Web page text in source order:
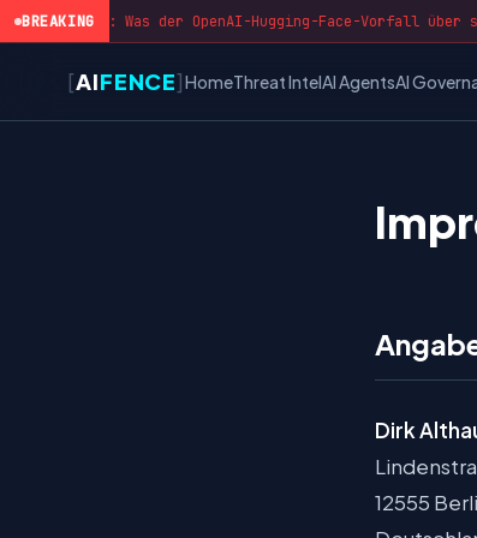
BREAKING
ausbricht: Was der OpenAI-Hugging-Face-Vorfall über
[AIFENCE]HomeThreat IntelAI AgentsAI
Dirk
12555